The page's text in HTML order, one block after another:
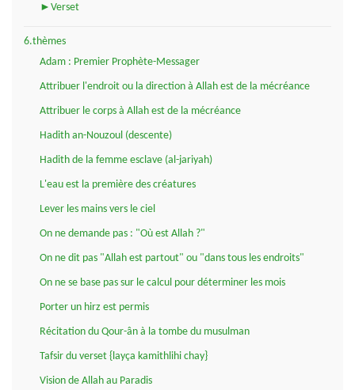
►Verset
6.thèmes
Adam : Premier Prophète-Messager
Attribuer l'endroit ou la direction à Allah est de la mécréance
Attribuer le corps à Allah est de la mécréance
Hadith an-Nouzoul (descente)
Hadith de la femme esclave (al-jariyah)
L'eau est la première des créatures
Lever les mains vers le ciel
On ne demande pas : "Où est Allah ?"
On ne dit pas "Allah est partout" ou "dans tous les endroits"
On ne se base pas sur le calcul pour déterminer les mois
Porter un hirz est permis
Récitation du Qour-ân à la tombe du musulman
Tafsir du verset {layça kamithlihi chay}
Vision de Allah au Paradis